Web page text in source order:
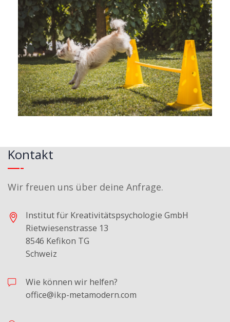
Kontakt
Wir freuen uns über deine Anfrage.
Institut für Kreativitätspsychologie GmbH
Rietwiesenstrasse 13
8546 Kefikon TG
Schweiz
Wie können wir helfen?
office@ikp-metamodern.com